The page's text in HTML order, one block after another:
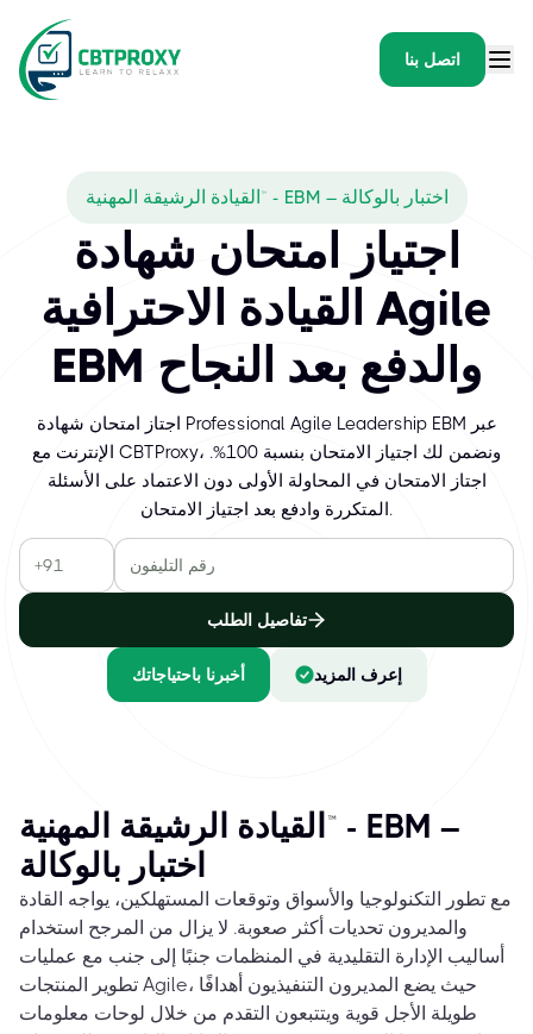
اتصل بنا
القيادة الرشيقة المهنية™ - EBM – اختبار بالوكالة
اجتياز امتحان شهادة
القيادة الاحترافية Agile
EBM والدفع بعد النجاح
اجتاز امتحان شهادة Professional Agile Leadership EBM عبر
الإنترنت مع CBTProxy، ونضمن لك اجتياز الامتحان بنسبة 100%.
اجتاز الامتحان في المحاولة الأولى دون الاعتماد على الأسئلة
المتكررة وادفع بعد اجتياز الامتحان.
تفاصيل الطلب
أخبرنا باحتياجاتك إعرف المزيد
القيادة الرشيقة المهنية™ - EBM –
اختبار بالوكالة
مع تطور التكنولوجيا والأسواق وتوقعات المستهلكين، يواجه القادة
والمديرون تحديات أكثر صعوبة. لا يزال من المرجح استخدام
أساليب الإدارة التقليدية في المنظمات جنبًا إلى جنب مع عمليات
تطوير المنتجات Agile، حيث يضع المديرون التنفيذيون أهدافًا
طويلة الأجل قوية ويتتبعون التقدم من خلال لوحات معلومات